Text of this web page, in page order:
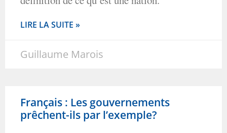
LIRE LA SUITE »
Guillaume Marois
Français : Les gouvernements
prêchent-ils par l’exemple?